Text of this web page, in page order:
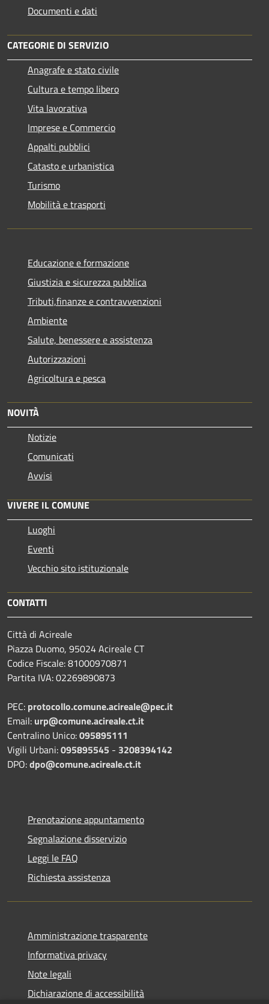
Documenti e dati
CATEGORIE DI SERVIZIO
Anagrafe e stato civile
Cultura e tempo libero
Vita lavorativa
Imprese e Commercio
Appalti pubblici
Catasto e urbanistica
Turismo
Mobilità e trasporti
Educazione e formazione
Giustizia e sicurezza pubblica
Tributi,finanze e contravvenzioni
Ambiente
Salute, benessere e assistenza
Autorizzazioni
Agricoltura e pesca
NOVITÀ
Notizie
Comunicati
Avvisi
VIVERE IL COMUNE
Luoghi
Eventi
Vecchio sito istituzionale
CONTATTI
Città di Acireale
Piazza Duomo, 95024 Acireale CT
Codice Fiscale: 81000970871
Partita IVA: 02269890873
PEC: protocollo.comune.acireale@pec.it
Email: urp@comune.acireale.ct.it
Centralino Unico:095895111
Vigili Urbani:095895545 - 3208394142
DPO:dpo@comune.acireale.ct.it
Prenotazione appuntamento
Segnalazione disservizio
Leggi le FAQ
Richiesta assistenza
Amministrazione trasparente
Informativa privacy
Note legali
Dichiarazione di accessibilità